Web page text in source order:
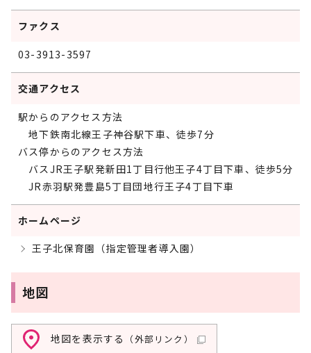
ファクス
03-3913-3597
交通アクセス
駅からのアクセス方法
地下鉄南北線王子神谷駅下車、徒歩7分
バス停からのアクセス方法
バスJR王子駅発新田1丁目行他王子4丁目下車、徒歩5分
JR赤羽駅発豊島5丁目団地行王子4丁目下車
ホームページ
王子北保育園（指定管理者導入園）
地図
地図を表示する （外部リンク）